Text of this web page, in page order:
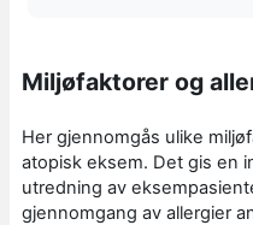
Miljøfaktorer og
Her gjennomgås ulike
atopisk eksem. Det gis en
utredning av
gjennomgang av allergier